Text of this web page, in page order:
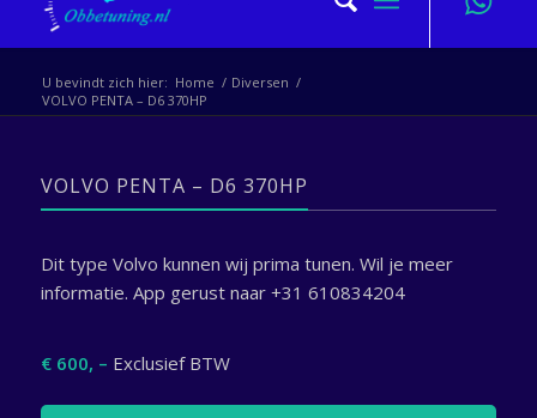
U bevindt zich hier: Home / Diversen /
VOLVO PENTA – D6 370HP
VOLVO PENTA – D6 370HP
Dit type Volvo kunnen wij prima tunen. Wil je meer
informatie. App gerust naar +31 610834204
€ 600, – Exclusief BTW